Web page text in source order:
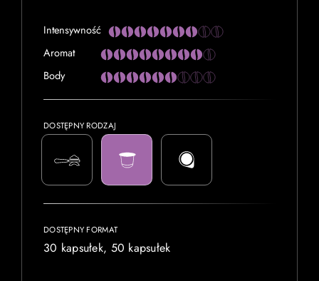
Intensywność
Aromat
Body
DOSTĘPNY RODZAJ
DOSTĘPNY FORMAT
30 kapsułek, 50 kapsułek